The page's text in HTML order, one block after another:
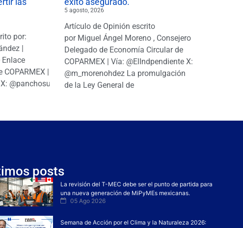
por:
|
Enlace
|
@panchosuarezh
5 agosto, 2026
Artículo de Opinión escrito
por Miguel Ángel Moreno , Consejero
Delegado de Economía Circular de
COPARMEX | Vía: @ElIndpendiente X:
@m_morenohdez La promulgación
de la Ley General de
posts
La revisión del T-MEC debe ser el punto de partida para
una nueva generación de MiPyMEs mexicanas.
05 Ago 2026
Semana de Acción por el Clima y la Naturaleza 2026: